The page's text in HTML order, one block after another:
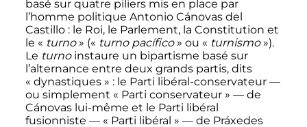
basé sur quatre piliers mis en place par
l’homme politique Antonio Cánovas del
Castillo : le Roi, le Parlement, la Constitution et
le « turno » (« turno pacífico » ou « turnismo »).
Le turnoinstaure un bipartisme basé sur
l’alternance entre deux grands partis, dits
« dynastiques » : le Parti libéral-conservateur —
ou simplement « Parti conservateur » —de
Cánovas lui-même et le Parti libéral
fusionniste — « Parti libéral » —de Práxedes